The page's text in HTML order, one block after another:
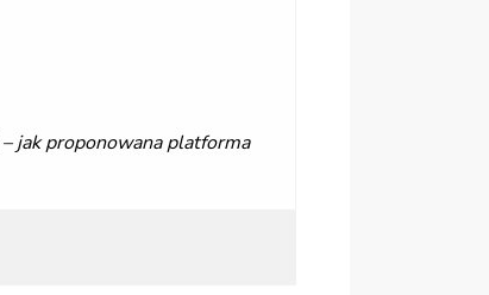
jak proponowana platforma